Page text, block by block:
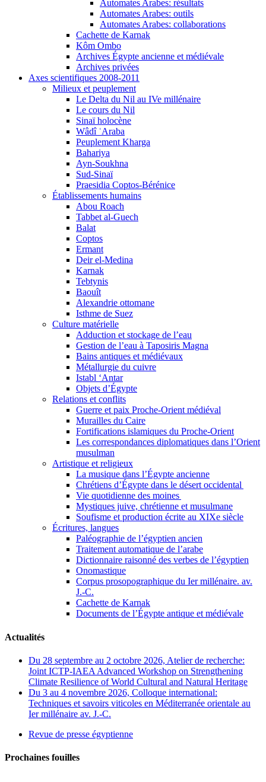
Automates Arabes: résultats
Automates Arabes: outils
Automates Arabes: collaborations
Cachette de Karnak
Kôm Ombo
Archives Égypte ancienne et médiévale
Archives privées
Axes scientifiques 2008-2011
Milieux et peuplement
Le Delta du Nil au IVe millénaire
Le cours du Nil
Sinaï holocène
Wâdî ʿAraba
Peuplement Kharga
Bahariya
Ayn-Soukhna
Sud-Sinaï
Praesidia Coptos-Bérénice
Établissements humains
Abou Roach
Tabbet al-Guech
Balat
Coptos
Ermant
Deir el-Medina
Karnak
Tebtynis
Baouît
Alexandrie ottomane
Isthme de Suez
Culture matérielle
Adduction et stockage de l’eau
Gestion de l’eau à Taposiris Magna
Bains antiques et médiévaux
Métallurgie du cuivre
Istabl ‘Antar
Objets d’Égypte
Relations et conflits
Guerre et paix Proche-Orient médiéval
Murailles du Caire
Fortifications islamiques du Proche-Orient
Les correspondances diplomatiques dans l’Orient
musulman
Artistique et religieux
La musique dans l’Égypte ancienne
Chrétiens d’Égypte dans le désert occidental
Vie quotidienne des moines
Mystiques juive, chrétienne et musulmane
Soufisme et production écrite au XIXe siècle
Écritures, langues
Paléographie de l’égyptien ancien
Traitement automatique de l’arabe
Dictionnaire raisonné des verbes de l’égyptien
Onomastique
Corpus prosopographique du Ier millénaire. av.
J.-C.
Cachette de Karnak
Documents de l’Égypte antique et médiévale
Actualités
Du 28 septembre au 2 octobre 2026, Atelier de recherche:
Joint ICTP-IAEA Advanced Workshop on Strengthening
Climate Resilience of World Cultural and Natural Heritage
Du 3 au 4 novembre 2026, Colloque international:
Techniques et savoirs viticoles en Méditerranée orientale au
Ier millénaire av. J.-C.
Revue de presse égyptienne
Prochaines fouilles